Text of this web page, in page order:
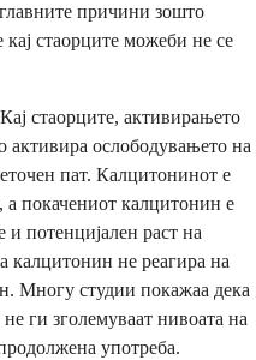
причини зошто
стаорците можеби не се
стаорците, активирањето
активира ослободувањето на
пат. Калцитонинот е
а покачениот калцитонин е
и потенцијален раст на
калцитонин не реагира на
Многу студии покажаа дека
ги зголемуваат нивоата на
употреба.